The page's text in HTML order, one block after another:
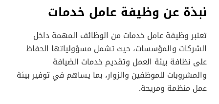
نبذة عن وظيفة عامل خدمات
تعتبر وظيفة عامل خدمات من الوظائف المهمة داخل
الشركات والمؤسسات، حيث تشمل مسؤولياتها الحفاظ
على نظافة بيئة العمل وتقديم خدمات الضيافة
والمشروبات للموظفين والزوار، بما يساهم في توفير بيئة
عمل منظمة ومريحة.